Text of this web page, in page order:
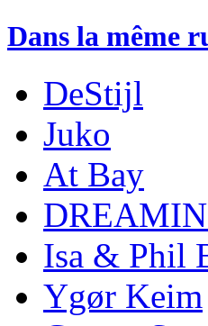
Dans la même
DeStijl
Juko
At Bay
Isa & Phil
Ygør Keim